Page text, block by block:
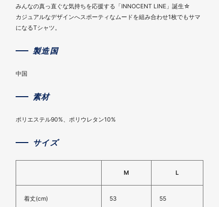
みんなの真っ直ぐな気持ちを応援する「INNOCENT LINE」誕生☆
カジュアルなデザインへスポーティなムードを組み合わせ1枚でもサマ
になるTシャツ。
製造国
中国
素材
ポリエステル90%、ポリウレタン10%
サイズ
M L
着丈(cm) 53 55